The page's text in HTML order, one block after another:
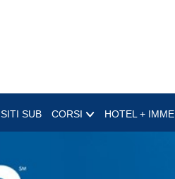
SITI SUB CORSI HOTEL +